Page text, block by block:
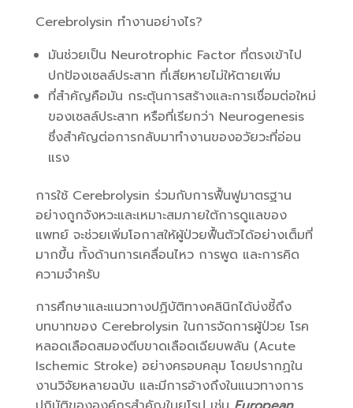
Cerebrolysin ทำงานอย่างไร?
มันช่วยเป็น Neurotrophic Factor ที่ตรงเข้าไป
ปกป้องเซลล์ประสาท ที่เสียหายไม่ให้ตายเพิ่ม
ที่สำคัญคือมัน กระตุ้นการสร้างและการเชื่อมต่อใหม่
ของเซลล์ประสาท หรือที่เรียกว่า Neurogenesis
ซึ่งสำคัญต่อการกลับมาทำงานของอวัยวะที่อ่อน
แรง
การใช้ Cerebrolysin ร่วมกับการฟื้นฟูมาตรฐาน
อย่างถูกจังหวะและเหมาะสมภายใต้การดูแลของ
แพทย์ จะช่วยเพิ่มโอกาสให้ผู้ป่วยฟื้นตัวได้อย่างเต็มที่
มากขึ้น ทั้งด้านการเคลื่อนไหว การพูด และการคิด
ความจำครับ
การศึกษาและแนวทางปฏิบัติทางคลินิกได้บ่งชี้ถึง
บทบาทของ Cerebrolysin ในการจัดการผู้ป่วย โรค
หลอดเลือดสมองตีบขาดเลือดเฉียบพลัน (Acute
Ischemic Stroke) อย่างครอบคลุม โดยปรากฏใน
งานวิจัยหลายฉบับ และมีการอ้างถึงในแนวทางการ